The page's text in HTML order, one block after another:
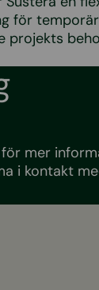
för
projekts
mer
i kontakt